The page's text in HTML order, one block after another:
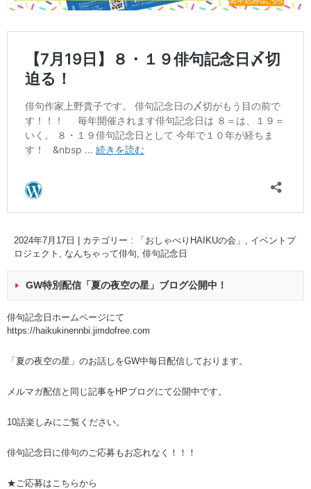
2024年7月17日 カテゴリー : 「おしゃべりHAIKUの会」
イベントプ
ロジェクト
なんちゃって俳句 俳句記念日
GW特別配信「夏の夜空の星」ブログ公開中！
俳句記念日ホームページにて
https://haikukinennbi.jimdofree.com
「夏の夜空の星」のお話しをGW中毎日配信しております。
メルマガ配信と同じ記事をHPブログにて公開中です。
10話楽しみにご覧ください。
俳句記念日に俳句のご応募もお忘れなく！！！
★ご応募はこちらから